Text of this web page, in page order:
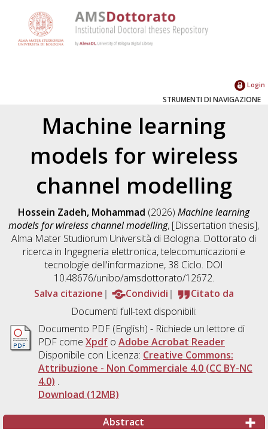
Login
STRUMENTI DI NAVIGAZIONE
Machine learning
models for wireless
channel modelling
Hossein Zadeh, Mohammad (2026)Machine learning
models for wireless channel modelling, [Dissertation thesis],
Alma Mater Studiorum Università di Bologna. Dottorato di
ricerca in Ingegneria elettronica, telecomunicazioni e
tecnologie dell'informazione, 38 Ciclo. DOI
10.48676/unibo/amsdottorato/12672.
Salva citazione
Condividi
Citato da
Documenti full-text disponibili:
Documento PDF(English) - Richiede un lettore di
PDF come Xpdfo Adobe Acrobat Reader
Disponibile con Licenza: Creative Commons:
Attribuzione - Non Commerciale 4.0 (CC BY-NC
4.0) .
Download (12MB)
Abstract